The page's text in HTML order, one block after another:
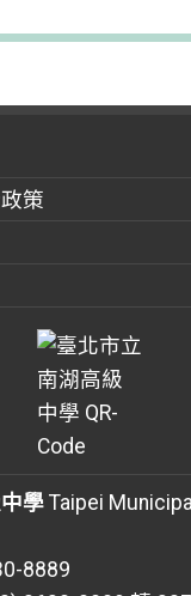
策
學Taipei
8889